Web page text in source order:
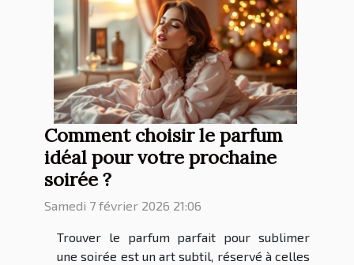
Comment choisir le parfum
idéal pour votre prochaine
soirée ?
Samedi 7 février 2026 21:06
Trouver le parfum parfait pour sublimer
une soirée est un art subtil, réservé à celles